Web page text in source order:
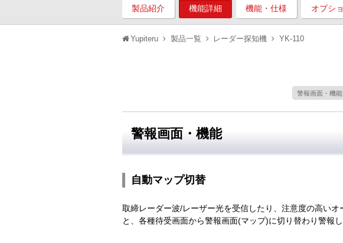
製品紹介 機能詳細 機能・仕様 オプシ
Yupiteru 製品一覧 レーダー探知機 YK-110
警報画面・機能
警報画面・機能
自動マップ切替
取締レーダー波/レーザー光を受信したり、注意度の高い
と、各種待受画面から警報画面(マップ)に切り替わり警報し